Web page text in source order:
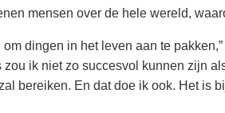
mensen over de hele wereld,
dingen in het leven aan te
ik niet zo succesvol kunnen zijn
bereiken. En dat doe ik ook. Het is